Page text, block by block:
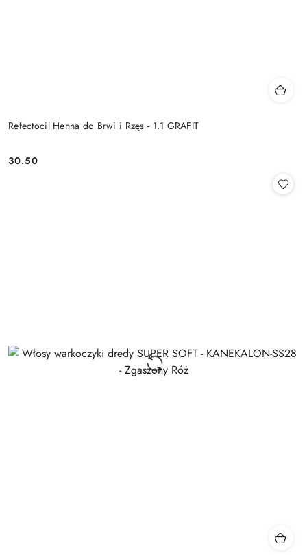
Refectocil Henna do Brwi i Rzęs - 1.1 GRAFIT
Cena:
30.50